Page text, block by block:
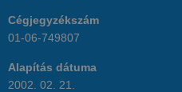
Cégjegyzékszám
01-06-749807
Alapítás dátuma
2002. 02. 21.